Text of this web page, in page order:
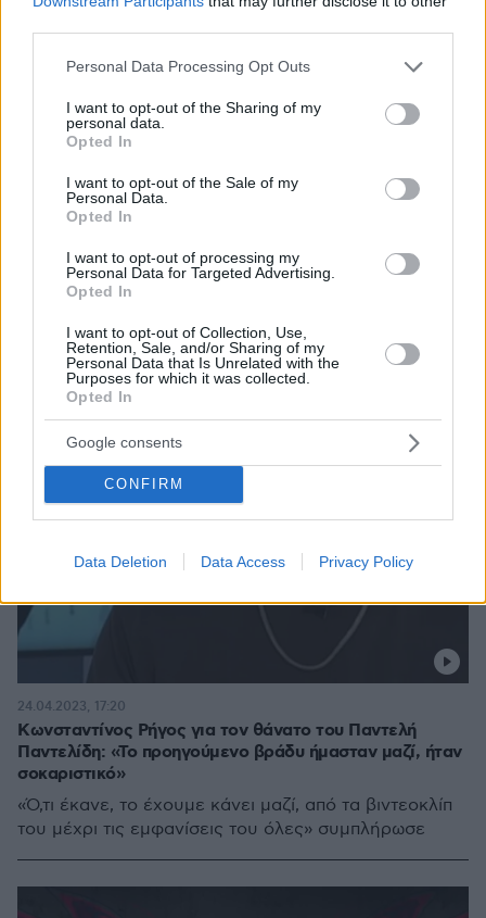
Please note that this website/app uses one or more Google
not limited to your visit or usage behaviour. You may click to
grant or deny consent to Google and its third-party tags to
use your data for below specified purposes in below Google
consent section.
Personal Data Processing Opt Outs
I want to opt-out of the Sharing of my
personal data.
Opted In
I want to opt-out of the Sale of my
Personal Data.
Opted In
I want to opt-out of processing my
Personal Data for Targeted Advertising.
Opted In
I want to opt-out of Collection, Use,
Retention, Sale, and/or Sharing of my
Personal Data that Is Unrelated with the
Purposes for which it was collected.
Opted In
Google consents
CONFIRM
Data Deletion Data Access Privacy Policy
Η ζωή της θρυλικής τραγουδίστριας Σεβάς Χανούμ
ξετυλίγεται στο Θέατρο Σημείο
Ποια ηθοποιός θα τήν υποδυθεί
Κωνσταντίνος Ρήγος για τον θάνατο του Παντελή
Παντελίδη: «Το προηγούμενο βράδυ ήμασταν μαζί, ήταν
σοκαριστικό»
«Ό,τι έκανε, το έχουμε κάνει μαζί, από τα βιντεοκλίπ
του μέχρι τις εμφανίσεις του όλες» συμπλήρωσε
24.04.2023, 17:20